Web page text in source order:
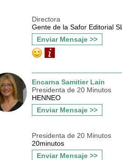
Directora
Gente de la Safor Editorial SL
Enviar Mensaje >>
Encarna Samitier Lain
Presidenta de 20 Minutos
HENNEO
Enviar Mensaje >>
Presidenta de 20 Minutos
20minutos
Enviar Mensaje >>